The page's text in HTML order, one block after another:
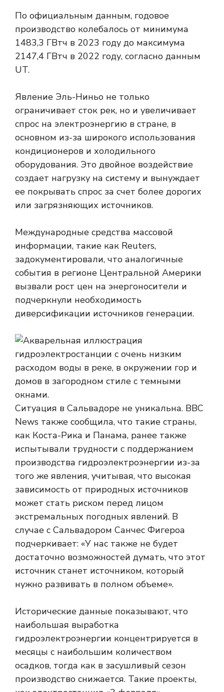
По официальным данным, годовое
производство колебалось от минимума
1483,3 ГВтч в 2023 году до максимума
2147,4 ГВтч в 2022 году, согласно данным
UT.
Явление Эль-Ниньо не только
ограничивает сток рек, но и увеличивает
спрос на электроэнергию в стране, в
основном из-за широкого использования
кондиционеров и холодильного
оборудования. Это двойное воздействие
создает нагрузку на систему и вынуждает
ее покрывать спрос за счет более дорогих
или загрязняющих источников.
Международные средства массовой
информации, такие как Reuters,
задокументировали, что аналогичные
события в регионе Центральной Америки
вызвали рост цен на энергоносители и
подчеркнули необходимость
диверсификации источников генерации.
Ситуация в Сальвадоре не уникальна. BBC
News также сообщила, что такие страны,
как Коста-Рика и Панама, ранее также
испытывали трудности с поддержанием
производства гидроэлектроэнергии из-за
того же явления, учитывая, что высокая
зависимость от природных источников
может стать риском перед лицом
экстремальных погодных явлений. В
случае с Сальвадором Санчес Фигероа
подчеркивает: «У нас также не будет
достаточно возможностей думать, что этот
источник станет источником, который
нужно развивать в полном объеме».
Исторические данные показывают, что
наибольшая выработка
гидроэлектроэнергии концентрируется в
месяцы с наибольшим количеством
осадков, тогда как в засушливый сезон
производство снижается. Такие проекты,